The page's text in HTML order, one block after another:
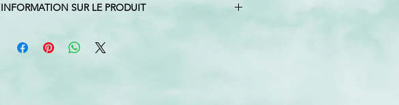
INFORMATION SUR LE PRODUIT
naturel